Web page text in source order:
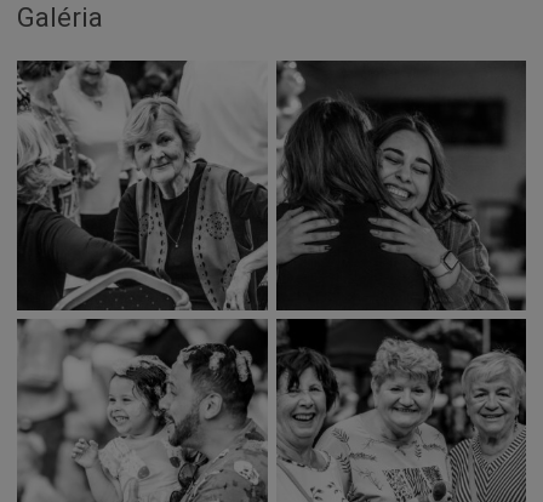
Primátor
Otázky a odpovede
Napísali o nás
Osobnosti
História
Ocenenia
Šport
Naše školy
Seniori
Partnerské mestá
Národnostné menšiny
Podujatie
Galéria